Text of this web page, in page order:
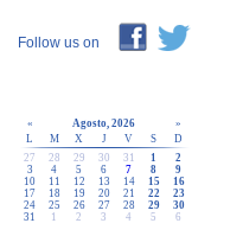
Follow us on
« Agosto, 2026
»
L
M X J V S
D
27
28 29 30 31 1
2
3
4 5 6 7 8
9
10
11 12 13 14 15
16
17
18 19 20 21 22
23
24
25 26 27 28 29
30
31
1 2 3 4 5 6